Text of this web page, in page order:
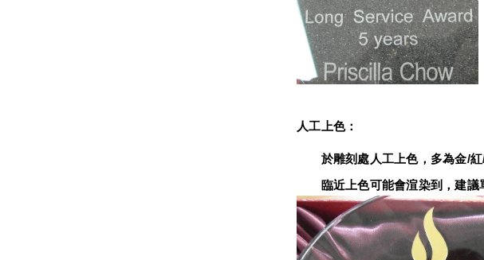
人工上色：
於雕刻處人工上色，多為金/紅/
臨近上色可能會渲染到，建議